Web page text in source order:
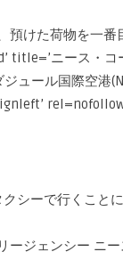
預けた荷物を一
ニース・コ
ュール国際空港
シーで行くことに
ジェンシー ニ